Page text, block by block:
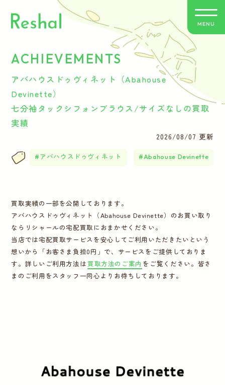
リシャールの特徴
買取方法のご案内
バイヤー紹介
運営会社
かんたん買取申込 きっちり買取申込
MENU
ACHIEVEMENTS
アバハウスドゥヴィネット（Abahouse
Devinette）
七分袖タックシフォンブラウス/サイズなしの買取
実績
2026/08/07 更新
アバハウスドゥヴィネット Abahouse Devinette
買取実績の一部を公開しております。
アバハウスドゥヴィネット（Abahouse Devinette）のお買い取り
ならリシャールの宅配買取におまかせください。
当店では宅配買取サービスを安心してご利用いただきたいという
想いから「お客さま負担0円」で、サービスをご提供しておりま
す。詳しいご利用方法は 買取方法のご案内 をご覧ください。皆さ
まのご利用をスタッフ一同心よりお待ちしております。